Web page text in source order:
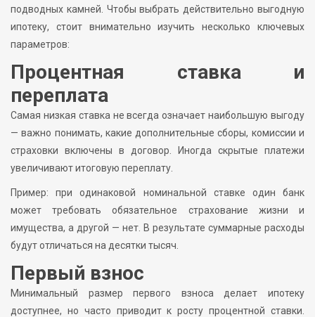
подводных камней. Чтобы выбрать действительно выгодную
ипотеку, стоит внимательно изучить несколько ключевых
параметров:
Процентная ставка и
переплата
Самая низкая ставка не всегда означает наибольшую выгоду
— важно понимать, какие дополнительные сборы, комиссии и
страховки включены в договор. Иногда скрытые платежи
увеличивают итоговую переплату.
Пример: при одинаковой номинальной ставке один банк
может требовать обязательное страхование жизни и
имущества, а другой — нет. В результате суммарные расходы
будут отличаться на десятки тысяч.
Первый взнос
Минимальный размер первого взноса делает ипотеку
доступнее, но часто приводит к росту процентной ставки.